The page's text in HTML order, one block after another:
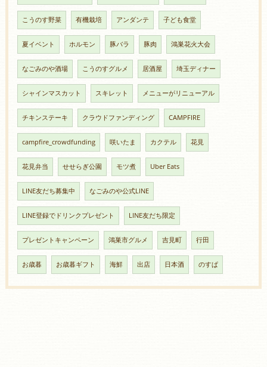
こうのす野菜 有機栽培 アンダンテ 子ども食堂
夏イベント ホルモン 豚バラ 豚肉 鴻巣花火大会
なごみのや酒場 こうのすグルメ 居酒屋 埼玉ディナー
シャインマスカット スキレット メニューがリニューアル
チキンステーキ クラウドファンディング CAMPFIRE
campfire_crowdfunding 咲いたま カクテル 花見
花見弁当 せせらぎ公園 モツ煮 Uber Eats
LINE友だち募集中 なごみのや公式LINE
LINE登録でドリンクプレゼント LINE友だち限定
プレゼントキャンペーン 鴻巣市グルメ 吉見町 行田
お歳暮 お歳暮ギフト 海鮮 出店 日本酒 のすぱ